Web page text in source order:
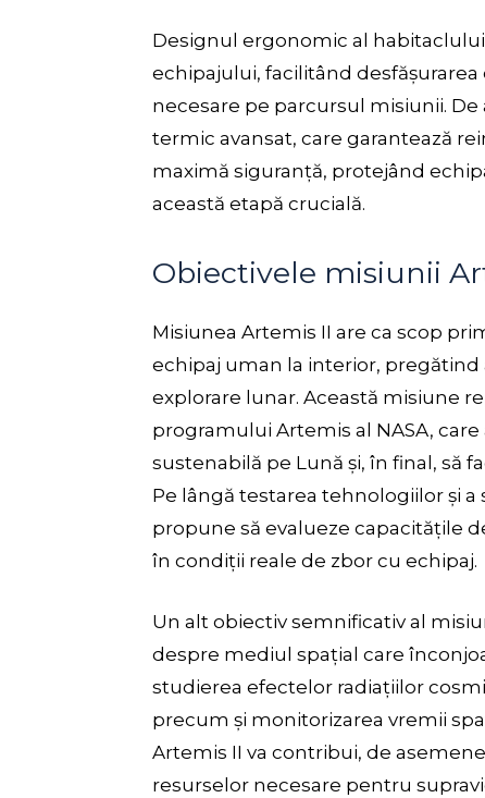
Designul ergonomic al
echipajului, facilitând
necesare pe parcursul misiunii.
termic avansat, care garantează
maximă siguranță, protejând
această etapă crucială.
Obiectivele misiunii
Misiunea Artemis II are ca scop
echipaj uman la interior,
explorare lunar. Această misiune
programului Artemis al NASA,
sustenabilă pe Lună și, în final, să
Pe lângă testarea tehnologiilor și
propune să evalueze capacitățile
în condiții reale de zbor cu echipaj.
Un alt obiectiv semnificativ al
despre mediul spațial care
studierea efectelor radiațiilor
precum și monitorizarea vremii
Artemis II va contribui, de
resurselor necesare pentru